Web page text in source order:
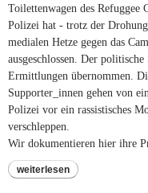
Toilettenwagen des Refuggee
Polizei hat - trotz der
medialen Hetze gegen das
ausgeschlossen. Der
Ermittlungen übernommen.
Supporter_innen gehen von
Polizei vor ein rassistisches
verschleppen.
Wir dokumentieren hier ihre
weiterlesen